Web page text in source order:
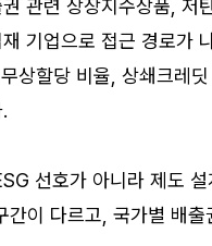
관련 상장지수상품, 저
기업으로 접근 경로가
상할당 비율, 상쇄크레
선호가 아니라 제도
이 다르고, 국가별 배